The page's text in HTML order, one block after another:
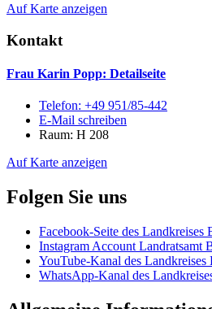
Auf Karte anzeigen
Kontakt
Frau Karin Popp: Detailseite
Telefon: +49 951/85-442
E-Mail schreiben
Raum: H 208
Auf Karte anzeigen
Folgen Sie uns
Facebook-Seite des Landkreises
Instagram Account Landratsamt
YouTube-Kanal des Landkreises
WhatsApp-Kanal des